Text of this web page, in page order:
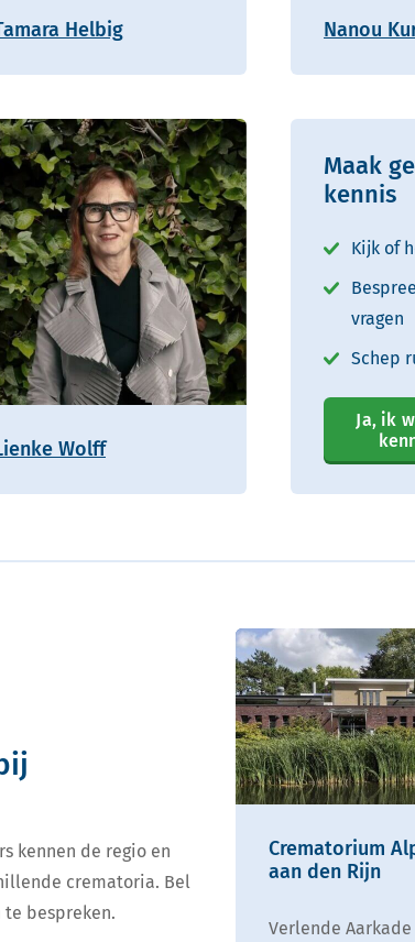
Helbig Nanou
Wolff
Maak
kennis
Kijk of
vragen
Schep
Ja, ik
kennen de regio en
crematoria. Bel
bespreken.
Crematorium
aan den Rijn
Verlende Aarkade